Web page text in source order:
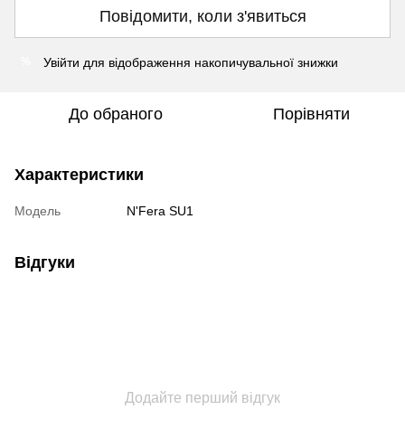
Повідомити, коли з'явиться
Увійти для відображення накопичувальної знижки
До обраного Порівняти
Характеристики
Модель N'Fera SU1
Відгуки
Додайте перший відгук